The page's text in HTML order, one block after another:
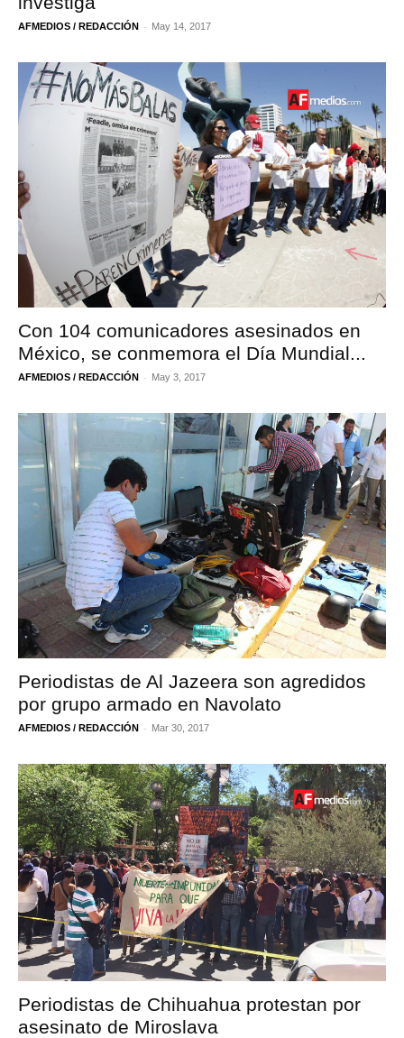
AFMEDIOS / REDACCIÓN - May 14, 2017
Con 104 comunicadores asesinados en
México, se conmemora el Día Mundial...
AFMEDIOS / REDACCIÓN - May 3, 2017
Periodistas de Al Jazeera son agredidos
por grupo armado en Navolato
AFMEDIOS / REDACCIÓN - Mar 30, 2017
Periodistas de Chihuahua protestan por
asesinato de Miroslava